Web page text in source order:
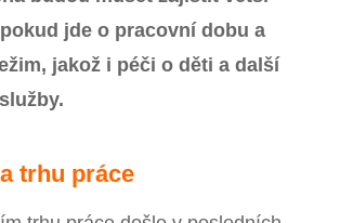
jde o pracovní dobu a
jakož i péči o děti a další
trhu práce